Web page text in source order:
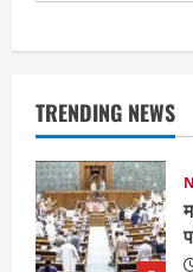
TRENDING NEWS
1